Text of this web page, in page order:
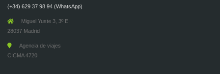
(+34) 629 37 98 94 (WhatsApp)
Miguel Yuste 3, 3º E.
28037 Madrid
Agencia de viajes
CICMA 4720